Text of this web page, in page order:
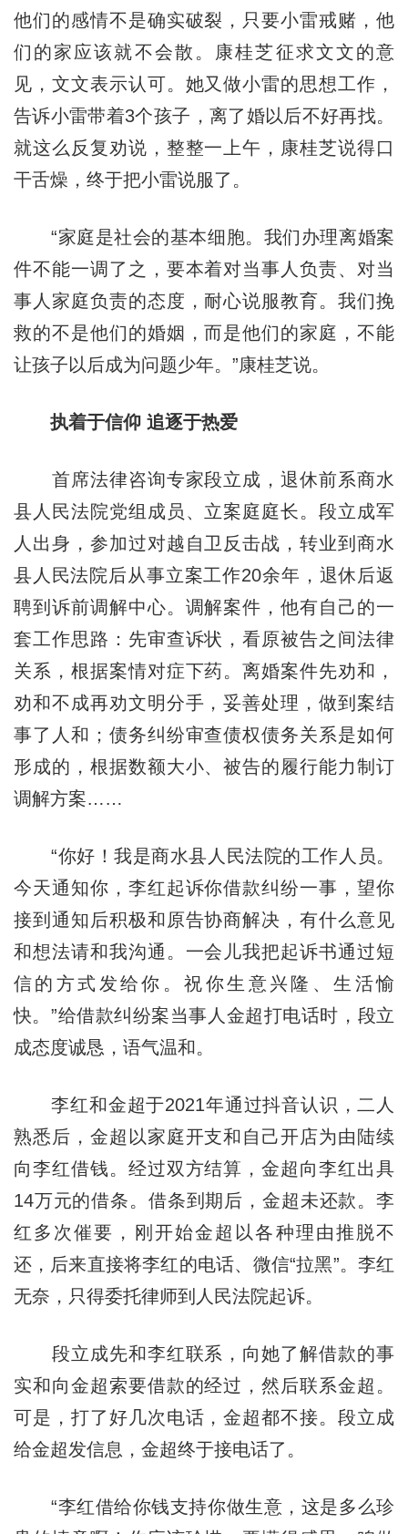
他们的感情不是确实破裂，只要小雷戒赌，他
们的家应该就不会散。康桂芝征求文文的意
见，文文表示认可。她又做小雷的思想工作，
告诉小雷带着3个孩子，离了婚以后不好再找。
就这么反复劝说，整整一上午，康桂芝说得口
干舌燥，终于把小雷说服了。
“家庭是社会的基本细胞。我们办理离婚案
件不能一调了之，要本着对当事人负责、对当
事人家庭负责的态度，耐心说服教育。我们挽
救的不是他们的婚姻，而是他们的家庭，不能
让孩子以后成为问题少年。”康桂芝说。
执着于信仰 追逐于热爱
首席法律咨询专家段立成，退休前系商水
县人民法院党组成员、立案庭庭长。段立成军
人出身，参加过对越自卫反击战，转业到商水
县人民法院后从事立案工作20余年，退休后返
聘到诉前调解中心。调解案件，他有自己的一
套工作思路：先审查诉状，看原被告之间法律
关系，根据案情对症下药。离婚案件先劝和，
劝和不成再劝文明分手，妥善处理，做到案结
事了人和；债务纠纷审查债权债务关系是如何
形成的，根据数额大小、被告的履行能力制订
调解方案……
“你好！我是商水县人民法院的工作人员。
今天通知你，李红起诉你借款纠纷一事，望你
接到通知后积极和原告协商解决，有什么意见
和想法请和我沟通。一会儿我把起诉书通过短
信的方式发给你。祝你生意兴隆、生活愉
快。”给借款纠纷案当事人金超打电话时，段立
成态度诚恳，语气温和。
李红和金超于2021年通过抖音认识，二人
熟悉后，金超以家庭开支和自己开店为由陆续
向李红借钱。经过双方结算，金超向李红出具
14万元的借条。借条到期后，金超未还款。李
红多次催要，刚开始金超以各种理由推脱不
还，后来直接将李红的电话、微信“拉黑”。李红
无奈，只得委托律师到人民法院起诉。
段立成先和李红联系，向她了解借款的事
实和向金超索要借款的经过，然后联系金超。
可是，打了好几次电话，金超都不接。段立成
给金超发信息，金超终于接电话了。
“李红借给你钱支持你做生意，这是多么珍